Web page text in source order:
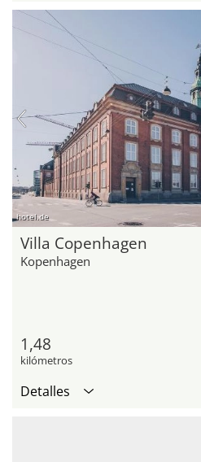
hotel.de
Villa Copenhagen
Kopenhagen
1,48
kilómetros
Detalles